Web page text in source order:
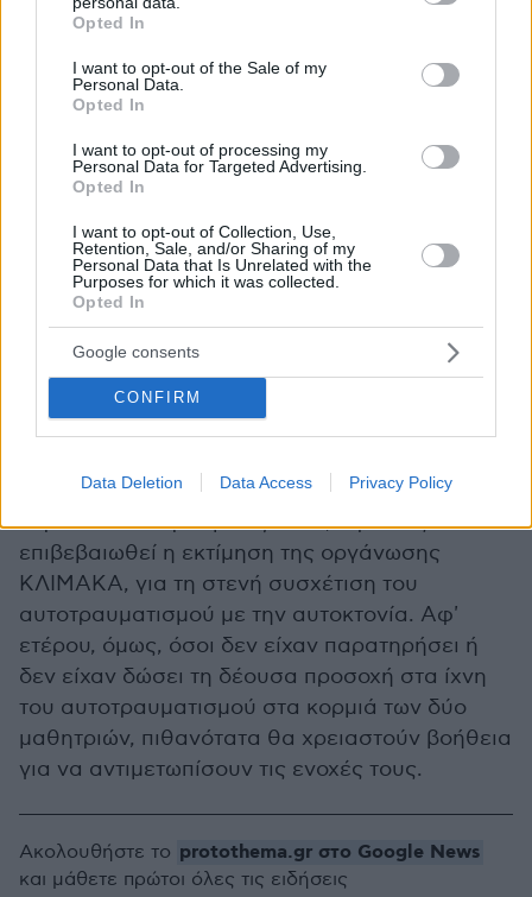
grant or deny consent to Google and its third-party tags to
use your data for below specified purposes in below Google
consent section.
Opted In
I want to opt-out of the Sale of my
Personal Data.
Opted In
I want to opt-out of processing my
Personal Data for Targeted Advertising.
Opted In
I want to opt-out of Collection, Use,
Retention, Sale, and/or Sharing of my
Personal Data that Is Unrelated with the
Purposes for which it was collected.
Opted In
Google consents
CONFIRM
Data Deletion Data Access Privacy Policy
φαινόμενο που σπανίως συζητείται δημοσίως,
αλλά που είναι πολύ πιο διαδεδομένο από όσο
τείνει κανείς να πιστεύει.
Συγκεκριμένα, στην Ελλάδα σήμερα,
τουλάχιστον ένα στα έξι παιδιά
Υγείας δείχνουν ότιτο 17,6% των νέων στη
χώρα μας έχουν αυτοτραυματιστεί τουλάχιστον
μία φορά στη ζωή τους
αυξάνεται στην περίπτωση των κοριτσιών, το
20,3% των οποίων αυτοτραυματίζεται.
στην Ηλιούπολη, αποδειχθεί ότι τα δύο
κορίτσια αυτοτραυματίζονταν, αφ' ενός θα
επιβεβαιωθεί η εκτίμηση της οργάνωσης
ΚΛΙΜΑΚΑ, για τη στενή συσχέτιση του
αυτοτραυματισμού με την αυτοκτονία. Αφ'
ετέρου, όμως, όσοι δεν είχαν παρατηρήσει ή
δεν είχαν δώσει τη δέουσα προσοχή στα ίχνη
του αυτοτραυματισμού στα κορμιά των δύο
μαθητριών, πιθανότατα θα χρειαστούν βοήθεια
για να αντιμετωπίσουν τις ενοχές τους.
Ακολουθήστε το protothema.gr στο Google News
και μάθετε πρώτοι όλες τις ειδήσεις